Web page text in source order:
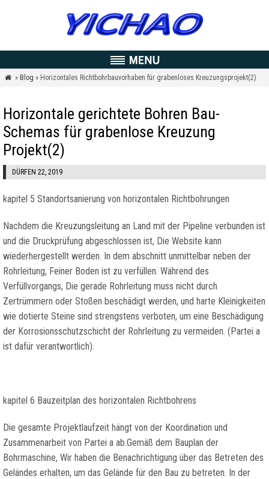
 » Blog » Horizontales Richtbohrbauvorhaben für grabenloses Kreuzungsprojekt(2)
Horizontale gerichtete Bohren Bau-
Schemas für grabenlose Kreuzung
Projekt(2)
DÜRFEN 22, 2019
kapitel 5 Standortsanierung von horizontalen Richtbohrungen
Nachdem die Kreuzungsleitung an Land mit der Pipeline verbunden ist
und die Druckprüfung abgeschlossen ist, Die Website kann
wiederhergestellt werden. In dem abschnitt unmittelbar neben der
Rohrleitung, Feiner Boden ist zu verfüllen. Während des
Verfüllvorgangs, Die gerade Rohrleitung muss nicht durch
Zertrümmern oder Stoßen beschädigt werden, und harte Kleinigkeiten
wie dotierte Steine sind strengstens verboten, um eine Beschädigung
der Korrosionsschutzschicht der Rohrleitung zu vermeiden. (Partei a
ist dafür verantwortlich).
kapitel 6 Bauzeitplan des horizontalen Richtbohrens
Die gesamte Projektlaufzeit hängt von der Koordination und
Zusammenarbeit von Partei a ab.Gemäß dem Bauplan der
Bohrmaschine, Wir haben die Benachrichtigung über das Betreten des
Geländes erhalten, um das Gelände für den Bau zu betreten. In der